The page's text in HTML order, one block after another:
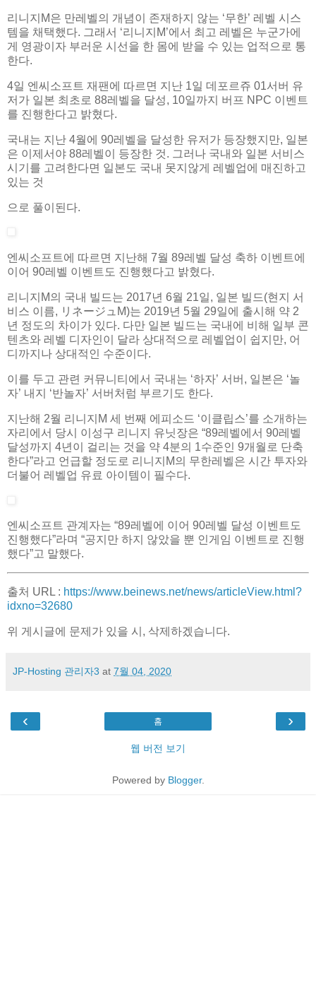
리니지M은 만레벨의 개념이 존재하지 않는 ‘무한’ 레벨 시스
템을 채택했다. 그래서 ‘리니지M’에서 최고 레벨은 누군가에
게 영광이자 부러운 시선을 한 몸에 받을 수 있는 업적으로 통
한다.
4일 엔씨소프트 재팬에 따르면 지난 1일 데포르쥬 01서버 유
저가 일본 최초로 88레벨을 달성, 10일까지 버프 NPC 이벤트
를 진행한다고 밝혔다.
국내는 지난 4월에 90레벨을 달성한 유저가 등장했지만, 일본
은 이제서야 88레벨이 등장한 것. 그러나 국내와 일본 서비스
시기를 고려한다면 일본도 국내 못지않게 레벨업에 매진하고
있는 것
으로 풀이된다.
엔씨소프트에 따르면 지난해 7월 89레벨 달성 축하 이벤트에
이어 90레벨 이벤트도 진행했다고 밝혔다.
리니지M의 국내 빌드는 2017년 6월 21일, 일본 빌드(현지 서
비스 이름, リネージュM)는 2019년 5월 29일에 출시해 약 2
년 정도의 차이가 있다. 다만 일본 빌드는 국내에 비해 일부 콘
텐츠와 레벨 디자인이 달라 상대적으로 레벨업이 쉽지만, 어
디까지나 상대적인 수준이다.
이를 두고 관련 커뮤니티에서 국내는 ‘하자’ 서버, 일본은 ‘놀
자’ 내지 ‘반놀자’ 서버처럼 부르기도 한다.
지난해 2월 리니지M 세 번째 에피소드 ‘이클립스’를 소개하는
자리에서 당시 이성구 리니지 유닛장은 “89레벨에서 90레벨
달성까지 4년이 걸리는 것을 약 4분의 1수준인 9개월로 단축
한다”라고 언급할 정도로 리니지M의 무한레벨은 시간 투자와
더불어 레벨업 유료 아이템이 필수다.
엔씨소프트 관계자는 “89레벨에 이어 90레벨 달성 이벤트도
진행했다”라며 “공지만 하지 않았을 뿐 인게임 이벤트로 진행
했다”고 말했다.
출처 URL : https://www.beinews.net/news/articleView.html?
idxno=32680
위 게시글에 문제가 있을 시, 삭제하겠습니다.
JP-Hosting 관리자3 at 7월 04, 2020
‹ ›
홈
웹 버전 보기
Powered by Blogger.